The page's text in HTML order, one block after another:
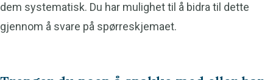
dem systematisk. Du har mulighet til å bidra til dette
gjennom å svare på spørreskjemaet.